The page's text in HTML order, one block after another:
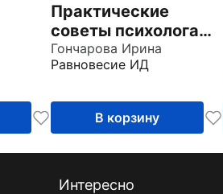
Практические
советы психолога
(DVD)
Гончарова Ирина
Равновесие ИД
В корзину
Интересно